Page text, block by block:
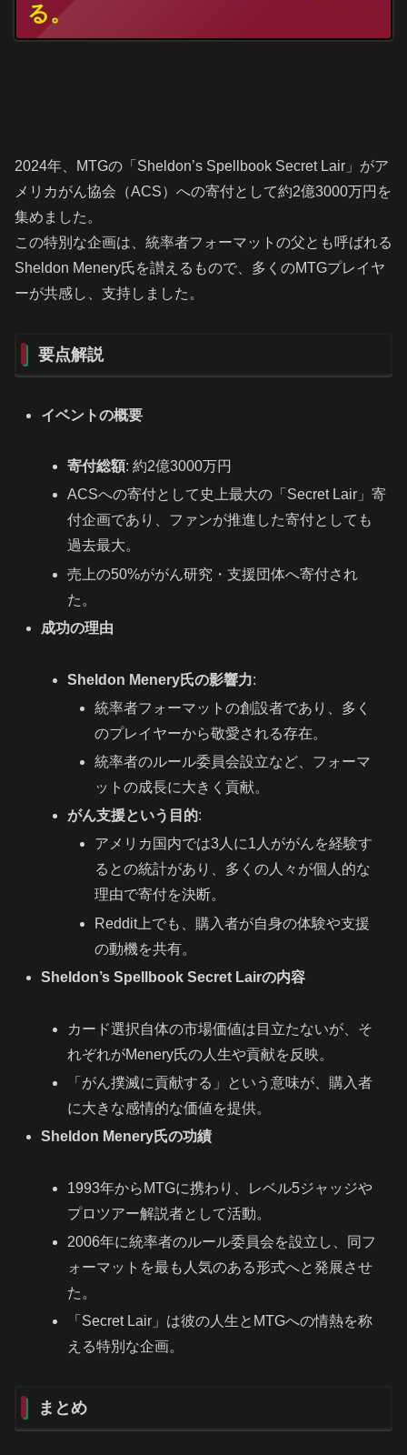
る。
2024年、MTGの「Sheldon’s Spellbook Secret Lair」がア
メリカがん協会（ACS）への寄付として約2億3000万円を
集めました。
この特別な企画は、統率者フォーマットの父とも呼ばれる
Sheldon Menery氏を讃えるもので、多くのMTGプレイヤ
ーが共感し、支持しました。
要点解説
イベントの概要
寄付総額: 約2億3000万円
ACSへの寄付として史上最大の「Secret Lair」寄
付企画であり、ファンが推進した寄付としても
過去最大。
売上の50%ががん研究・支援団体へ寄付され
た。
成功の理由
Sheldon Menery氏の影響力:
統率者フォーマットの創設者であり、多く
のプレイヤーから敬愛される存在。
統率者のルール委員会設立など、フォーマ
ットの成長に大きく貢献。
がん支援という目的:
アメリカ国内では3人に1人ががんを経験す
るとの統計があり、多くの人々が個人的な
理由で寄付を決断。
Reddit上でも、購入者が自身の体験や支援
の動機を共有。
Sheldon’s Spellbook Secret Lairの内容
カード選択自体の市場価値は目立たないが、そ
れぞれがMenery氏の人生や貢献を反映。
「がん撲滅に貢献する」という意味が、購入者
に大きな感情的な価値を提供。
Sheldon Menery氏の功績
1993年からMTGに携わり、レベル5ジャッジや
プロツアー解説者として活動。
2006年に統率者のルール委員会を設立し、同フ
ォーマットを最も人気のある形式へと発展させ
た。
「Secret Lair」は彼の人生とMTGへの情熱を称
える特別な企画。
まとめ